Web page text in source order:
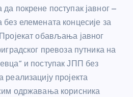
покрене поступак јавног –
без елемената концесије за
обављања јавног
превоза путника на
и поступак ЈПП без
реализацију пројекта
одржавања корисника